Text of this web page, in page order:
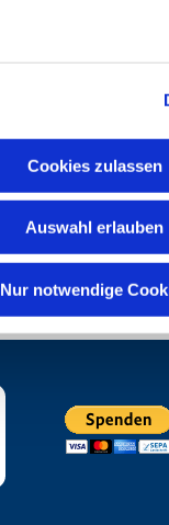
Cookies zulassen
Auswahl erlauben
Nur notwendige